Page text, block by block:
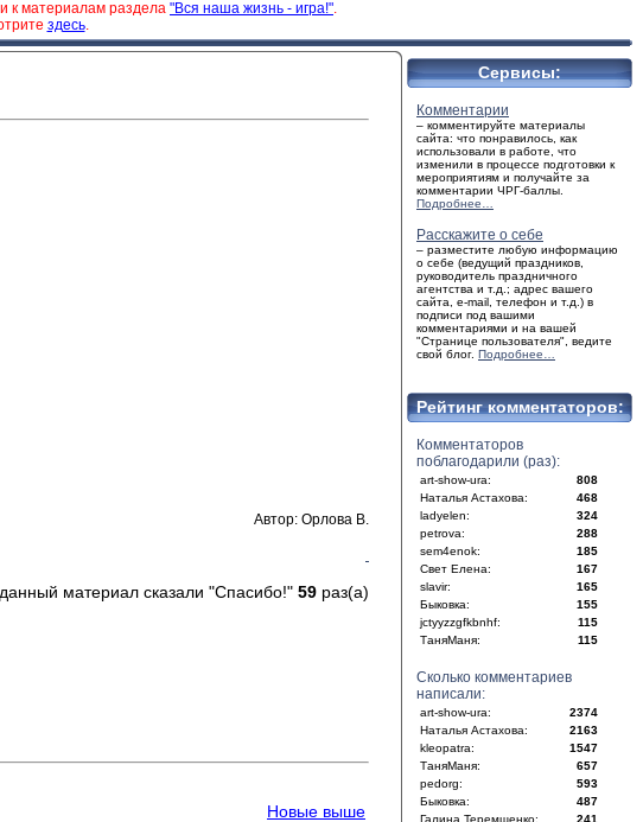
и к материалам раздела "Вся наша жизнь - игра!".
здесь.
Автор: Орлова В.
материал сказали "Спасибо!" 59 раз(а)
Новые выше
Сервисы:
Комментарии
– комментируйте материалы
сайта: что понравилось, как
использовали в работе, что
изменили в процессе подготовки к
мероприятиям и получайте за
комментарии ЧРГ-баллы.
Подробнее…
Расскажите о себе
– разместите любую информацию
о себе (ведущий праздников,
руководитель праздничного
агентства и т.д.; адрес вашего
сайта, e-mail, телефон и т.д.) в
подписи под вашими
комментариями и на вашей
"Странице пользователя", ведите
свой блог. Подробнее…
Рейтинг комментаторов:
Комментаторов
поблагодарили (раз):
art-show-ura:
808
Наталья Астахова:
468
ladyelen:
324
petrova:
288
sem4enok:
185
Свет Елена:
167
slavir:
165
Быковка:
155
jctyyzzgfkbnhf:
115
ТаняМаня:
115
Сколько комментариев
написали:
art-show-ura:
2374
Наталья Астахова:
2163
kleopatra:
1547
ТаняМаня:
657
pedorg:
593
Быковка:
487
Галина Теремшенко:
241